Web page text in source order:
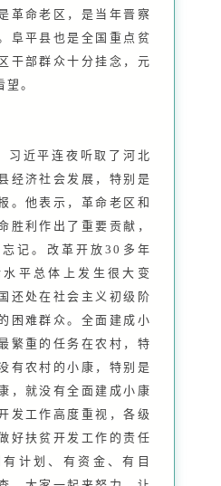
革命老区，是当年晋察
阜平县也是全国重点贫
干部群众十分挂念，元
。
习近平连夜听取了河北
经济社会发展，特别是
。他表示，革命老区和
胜利作出了重要贡献，
记。改革开放30多年
平总体上发生很大变
还处在社会主义初级阶
困难群众。全面建成小
繁重的任务在农村，特
有农村的小康，特别是
，就没有全面建成小康
发工作高度重视，各级
好扶贫开发工作的责任
计划、有资金、有目